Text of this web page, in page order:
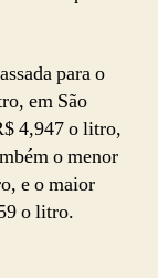
para o
em São
4,947 o litro,
o menor
e o maior
o litro.